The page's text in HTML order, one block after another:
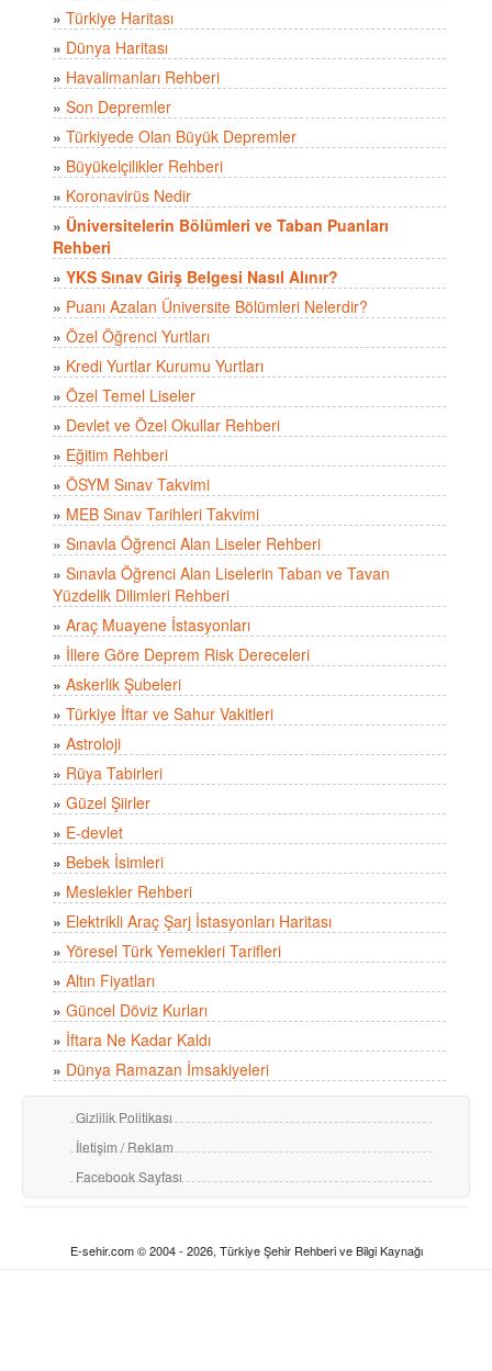
» Türkiye Haritası
» Dünya Haritası
» Havalimanları Rehberi
» Son Depremler
» Türkiyede Olan Büyük Depremler
» Büyükelçilikler Rehberi
» Koronavirüs Nedir
» Üniversitelerin Bölümleri ve Taban Puanları
Rehberi
» YKS Sınav Giriş Belgesi Nasıl Alınır?
» Puanı Azalan Üniversite Bölümleri Nelerdir?
» Özel Öğrenci Yurtları
» Kredi Yurtlar Kurumu Yurtları
» Özel Temel Liseler
» Devlet ve Özel Okullar Rehberi
» Eğitim Rehberi
» ÖSYM Sınav Takvimi
» MEB Sınav Tarihleri Takvimi
» Sınavla Öğrenci Alan Liseler Rehberi
» Sınavla Öğrenci Alan Liselerin Taban ve Tavan
Yüzdelik Dilimleri Rehberi
» Araç Muayene İstasyonları
» İllere Göre Deprem Risk Dereceleri
» Askerlik Şubeleri
» Türkiye İftar ve Sahur Vakitleri
» Astroloji
» Rüya Tabirleri
» Güzel Şiirler
» E-devlet
» Bebek İsimleri
» Meslekler Rehberi
» Elektrikli Araç Şarj İstasyonları Haritası
» Yöresel Türk Yemekleri Tarifleri
» Altın Fiyatları
» Güncel Döviz Kurları
» İftara Ne Kadar Kaldı
» Dünya Ramazan İmsakiyeleri
Gizlilik Politikası
İletişim / Reklam
Facebook Sayfası
E-sehir.com © 2004 - 2026, Türkiye Şehir Rehberi ve Bilgi Kaynağı